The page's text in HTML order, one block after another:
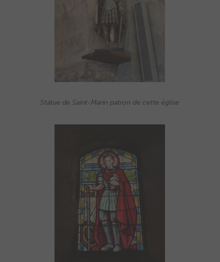
Statue de Saint-Marin patron de cette église